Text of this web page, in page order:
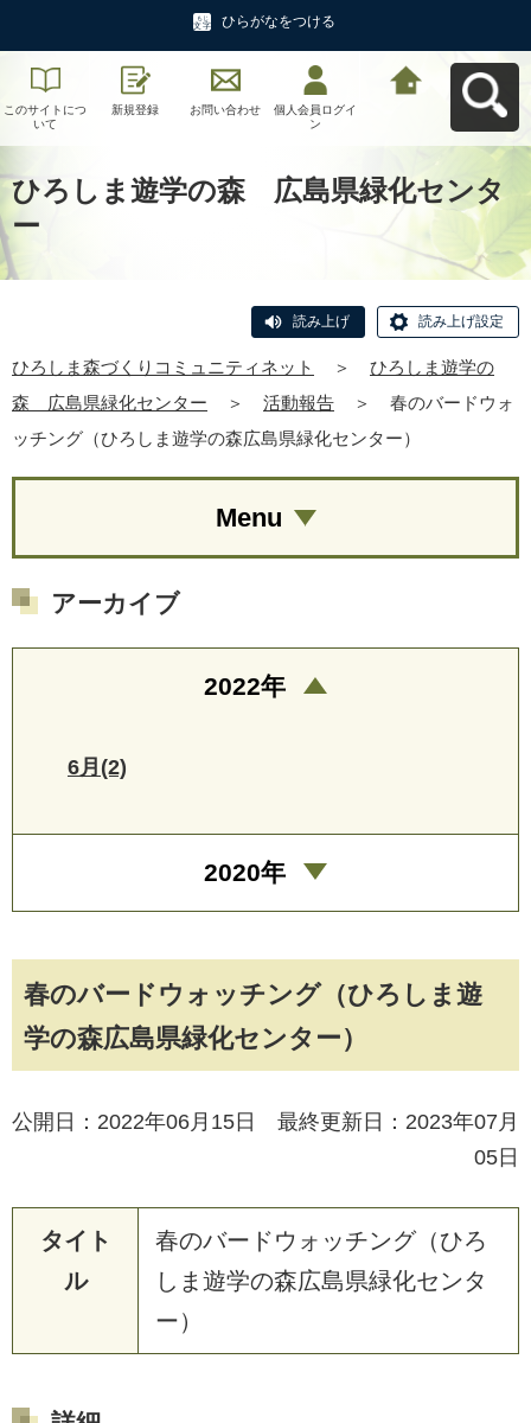
ひらがなをつける
このサイトにつ
いて
新規登録 お問い合わせ
個人会員ログイ
ン
ひろしま遊学の森 広島県緑化センタ
ー
読み上げ 読み上げ設定
ひろしま森づくりコミュニティネット ＞
ひろしま遊学の
森 広島県緑化センター
＞ 活動報告 ＞
春のバードウォ
ッチング（ひろしま遊学の森広島県緑化センター）
春のバードウォッチング（ひろしま遊
学の森広島県緑化センター）
公開日：2022年06月15日 最終更新日：2023年07月
05日
タイト
ル
春のバー ドウ ォ ッチング（ひろ
し ま 遊学の森広島県緑化センタ
ー）
Menu
アーカイブ
2022年
6月(2)
2020年